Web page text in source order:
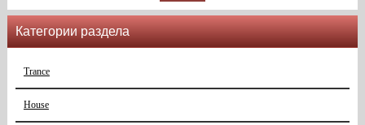
Категории раздела
Trance
House